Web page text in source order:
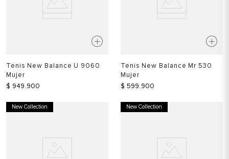
Tenis New Balance U 9060
Mujer
$ 949.900
Tenis New Balance Mr 530
Mujer
$ 599.900
New Collection New Collection